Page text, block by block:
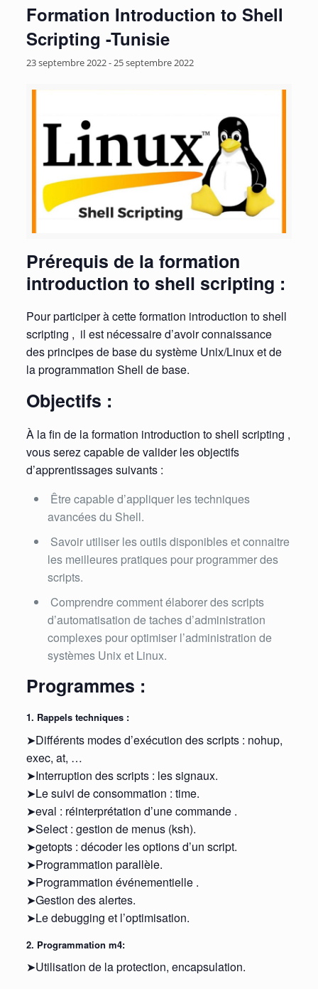
Formation Introduction to Shell
Scripting -Tunisie
23 septembre 2022-25 septembre 2022
Prérequis de la formation
introduction to shell scripting :
Pour participer à cette formation introduction to shell
scripting , il est nécessaire d’avoir connaissance
des principes de base du système Unix/Linux et de
la programmation Shell de base.
Objectifs :
À la fin de la formation introduction to shell scripting ,
vous serez capable de valider les objectifs
d’apprentissages suivants :
Être capable d’appliquer les techniques
avancées du Shell.
Savoir utiliser les outils disponibles et connaitre
les meilleures pratiques pour programmer des
scripts.
Comprendre comment élaborer des scripts
d’automatisation de taches d’administration
complexes pour optimiser l’administration de
systèmes Unix et Linux.
Programmes :
1. Rappels techniques :
➤Différents modes d’exécution des scripts : nohup,
exec, at, …
➤Interruption des scripts : les signaux.
➤Le suivi de consommation : time.
➤eval : réinterprétation d’une commande .
➤Select : gestion de menus (ksh).
➤getopts : décoder les options d’un script.
➤Programmation parallèle.
➤Programmation événementielle .
➤Gestion des alertes.
➤Le debugging et l’optimisation.
2. Programmation m4:
➤Utilisation de la protection, encapsulation.